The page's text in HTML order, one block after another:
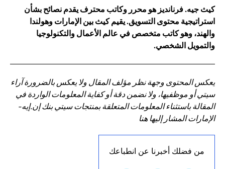
كيث جيه. فرنانديز هو محرر وكاتب محترف يقدم نصائح بشأن
استراتيجية محتوى التسويق. يقيم كيث بين الإمارات وهولندا
والهند، وهو كاتب متخصص في عالم الأعمال والتكنولوجيا
والتمويل الشخصي.
يعكس المحتوى وجهة نظر مؤلف المقال ولا يعكس بالضرورة آراء
سيتي أو موظفيها، ولا نضمن دقة أو كفاية المعلومات الواردة في
المقالة باستثناء المعلومات المتعلقة بمنتجات سيتي بنك إن.إيه-
الإمارات المشار إليها هنا
من فضلك أخبرنا عن انطباعك